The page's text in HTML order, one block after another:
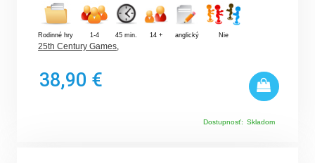
Rodinné hry 1-4 45 min. 14 + anglický Nie
25th Century Games,
38,90 €
Dostupnosť: Skladom